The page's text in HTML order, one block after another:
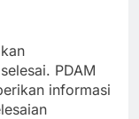
PDAM
informasi